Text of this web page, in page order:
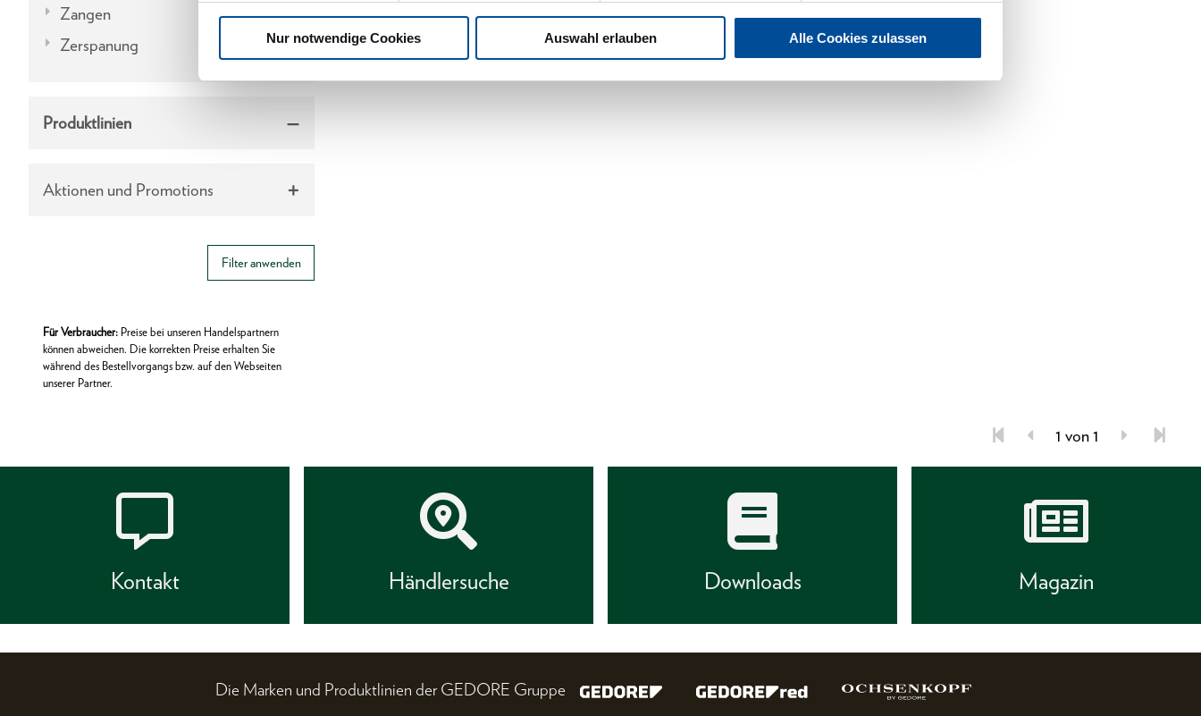
Nur notwendige Cookies Auswahl erlauben Alle Cookies zulassen
Zangen
Zerspanung
Produktlinien
Aktionen und Promotions
Filter anwenden
Für Verbraucher: Preise bei unseren Handelspartnern
können abweichen. Die korrekten Preise erhalten Sie
während des Bestellvorgangs bzw. auf den Webseiten
unserer Partner.
1 von 1
Kontakt Händlersuche Downloads Magazin
Die Marken und Produktlinien der GEDORE Gruppe